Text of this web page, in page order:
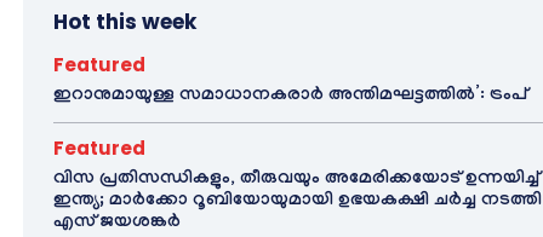
Hot this week
Featured
ഇറാനുമായുള്ള സമാധാനകരാർ അന്തിമഘട്ടത്തിൽ‌’: ട്രംപ്
Featured
വിസ പ്രതിസന്ധികളും, തീരുവയും അമേരിക്കയോട് ഉന്നയിച്ച്
ഇന്ത്യ; മാർക്കോ റൂബിയോയുമായി ഉഭയകക്ഷി ചർച്ച നടത്തി
എസ് ജയശങ്കർ